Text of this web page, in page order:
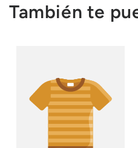
También te